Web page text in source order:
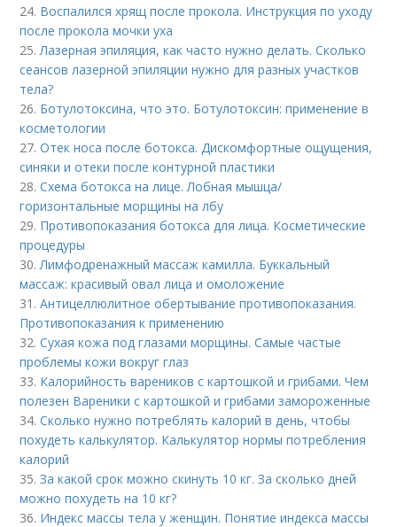
24. Воспалился хрящ после прокола. Инструкция по уходу
после прокола мочки уха
25.Лазерная эпиляция, как часто нужно делать. Сколько
сеансов лазерной эпиляции нужно для разных участков
тела?
26. Ботулотоксина, что это. Ботулотоксин: применение в
косметологии
27.Отек носа после ботокса. Дискомфортные ощущения,
синяки и отеки после контурной пластики
28.Схема ботокса на лице. Лобная мышца/
горизонтальные морщины на лбу
29. Противопоказания ботокса для лица. Косметические
процедуры
30.Лимфодренажный массаж камилла. Буккальный
массаж: красивый овал лица и омоложение
31.Антицеллюлитное обертывание противопоказания.
Противопоказания к применению
32.Сухая кожа под глазами морщины. Самые частые
проблемы кожи вокруг глаз
33. Калорийность вареников с картошкой и грибами. Чем
полезен Вареники с картошкой и грибами замороженные
34.Сколько нужно потреблять калорий в день, чтобы
похудеть калькулятор. Калькулятор нормы потребления
калорий
35.За какой срок можно скинуть 10 кг. За сколько дней
можно похудеть на 10 кг?
36. Индекс массы тела у женщин. Понятие индекса массы